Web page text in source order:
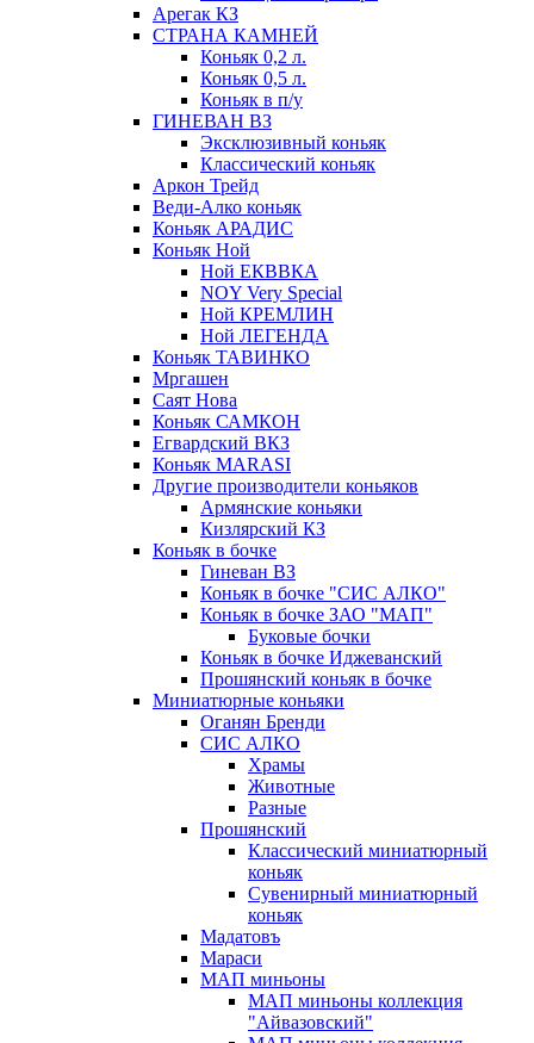
Арегак КЗ
СТРАНА КАМНЕЙ
Коньяк 0,2 л.
Коньяк 0,5 л.
Коньяк в п/у
ГИНЕВАН ВЗ
Эксклюзивный коньяк
Классический коньяк
Аркон Трейд
Веди-Алко коньяк
Коньяк АРАДИС
Коньяк Ной
Ной ЕКВВКА
NOY Very Special
Ной КРЕМЛИН
Ной ЛЕГЕНДА
Коньяк ТАВИНКО
Мргашен
Саят Нова
Коньяк САМКОН
Егвардский ВКЗ
Коньяк MARASI
Другие производители коньяков
Армянские коньяки
Кизлярский КЗ
Коньяк в бочке
Гиневан ВЗ
Коньяк в бочке "СИС АЛКО"
Коньяк в бочке ЗАО "МАП"
Буковые бочки
Коньяк в бочке Иджеванский
Прошянский коньяк в бочке
Миниатюрные коньяки
Оганян Бренди
СИС АЛКО
Храмы
Животные
Разные
Прошянский
Классический миниатюрный
коньяк
Сувенирный миниатюрный
коньяк
Мадатовъ
Мараси
МАП миньоны
МАП миньоны коллекция
"Айвазовский"